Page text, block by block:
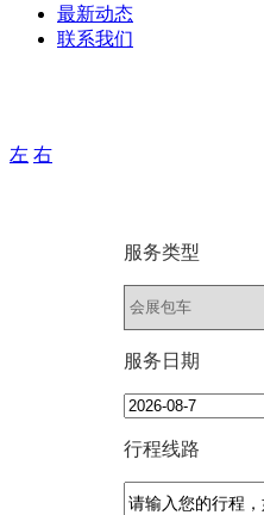
最新动态
联系我们
左 右
服务类型
服务日期
行程线路